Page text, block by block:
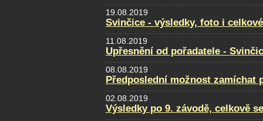
19.08.2019
Svinčice - výsledky, foto i
11.08.2019
Upřesnění od pořadatele -
08.08.2019
Předposlední možnost zamíchat
02.08.2019
Výsledky po 9. závodě, celkově